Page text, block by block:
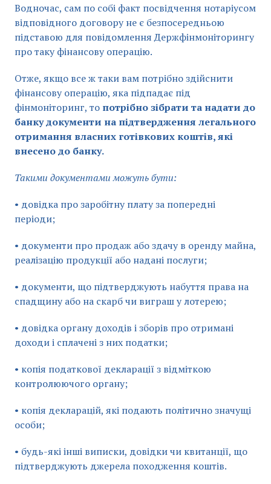
Водночас, сам по собі факт посвідчення нотаріусом
відповідного договору не є безпосередньою
підставою для повідомлення Держфінмоніторингу
про таку фінансову операцію.
Отже, якщо все ж таки вам потрібно здійснити
фінансову операцію, яка підпадає під
фінмоніторинг, то потрібно зібрати та надати до
банку документи на підтвердження легального
отримання власних готівкових коштів, які
внесено до банку.
Такими документами можуть бути:
• довідка про заробітну плату за попередні
періоди;
• документи про продаж або здачу в оренду майна,
реалізацію продукції або надані послуги;
• документи, що підтверджують набуття права на
спадщину або на скарб чи виграш у лотерею;
• довідка органу доходів і зборів про отримані
доходи і сплачені з них податки;
• копія податкової декларації з відміткою
контролюючого органу;
• копія декларацій, які подають політично значущі
особи;
• будь-які інші виписки, довідки чи квитанції, що
підтверджують джерела походження коштів.